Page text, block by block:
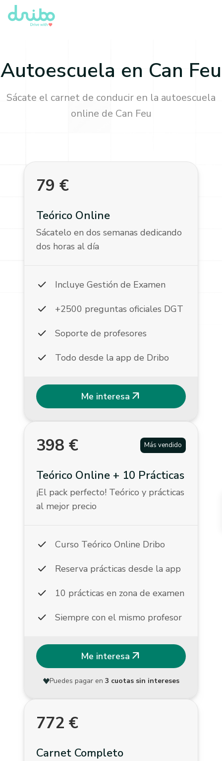
Autoescuela en Can Feu
Sácate el carnet de conducir en la autoescuela
online de Can Feu
79 €
Teórico Online
Sácatelo en dos semanas dedicando
dos horas al día
check Incluye Gestión de Examen
check +2500 preguntas oficiales DGT
check Soporte de profesores
check Todo desde la app de Dribo
Me interesa arrow_outward
398 € Más vendido
Teórico Online + 10 Prácticas
¡El pack perfecto! Teórico y prácticas
al mejor precio
check Curso Teórico Online Dribo
check Reserva prácticas desde la app
check 10 prácticas en zona de examen
check Siempre con el mismo profesor
Me interesa arrow_outward
Puedes pagar en 3 cuotas sin intereses
772 €
Carnet Completo